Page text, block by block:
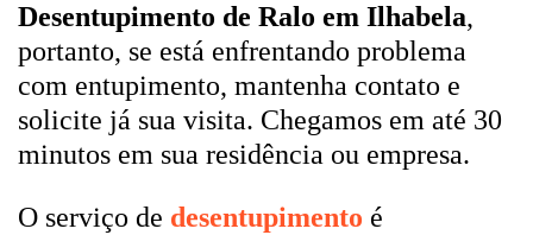
Desentupimento de Ralo em Ilhabela,
portanto, se está enfrentando problema
com entupimento, mantenha contato e
solicite já sua visita. Chegamos em até 30
minutos em sua residência ou empresa.
O serviço de desentupimento é